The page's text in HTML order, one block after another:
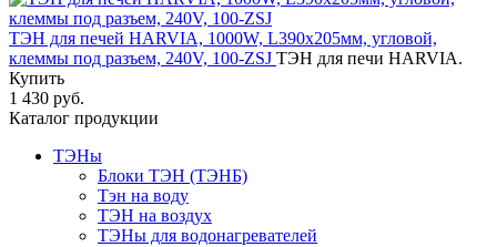
ТЭН для печей HARVIA, 1000W, L390х205мм, угловой,
клеммы под разъем, 240V, 100-ZSJ ТЭН для печи HARVIA.
Купить
1 430 руб.
Каталог продукции
ТЭНы
Блоки ТЭН (ТЭНБ)
Тэн на воду
ТЭН на воздух
ТЭНы для водонагревателей